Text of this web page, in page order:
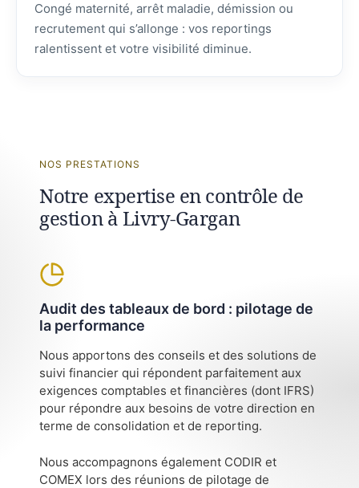
Congé maternité, arrêt maladie, démission ou
recrutement qui s’allonge : vos reportings
ralentissent et votre visibilité diminue.
NOS PRESTATIONS
Notre expertise en contrôle de
gestion à Livry-Gargan
Audit des tableaux de bord : pilotage de
la performance
Nous apportons des conseils et des solutions de
suivi financier qui répondent parfaitement aux
exigences comptables et financières (dont IFRS)
pour répondre aux besoins de votre direction en
terme de consolidation et de reporting.
Nous accompagnons également CODIR et
COMEX lors des réunions de pilotage de